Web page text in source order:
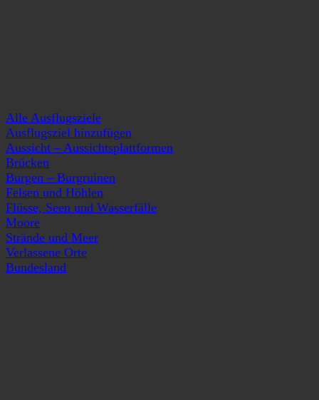
Alle Ausflugsziele
Ausflugsziel hinzufügen
Aussicht – Aussichtsplattformen
Brücken
Burgen – Burgruinen
Felsen und Höhlen
Flüsse, Seen und Wasserfälle
Moore
Strände und Meer
Verlassene Orte
Bundesland